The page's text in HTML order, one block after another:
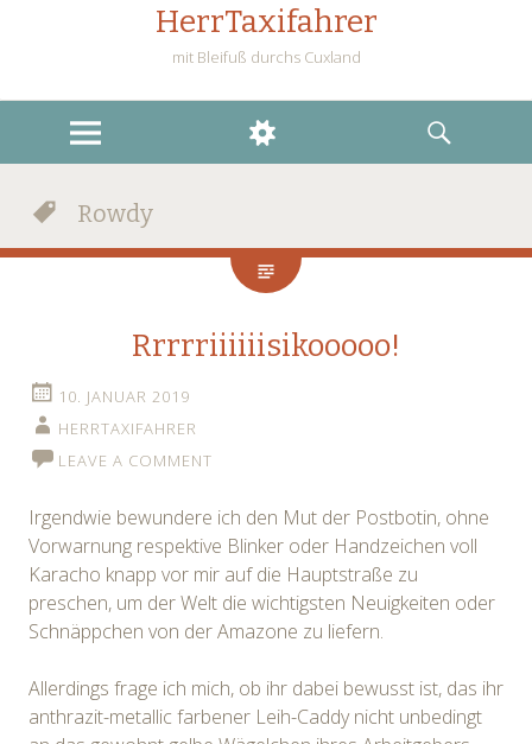
HerrTaxifahrer
mit Bleifuß durchs Cuxland
MENU
WIDGETS
SEARCH
Rowdy
Rrrrriiiiiisikooooo!
10. JANUAR 2019
HERRTAXIFAHRER
LEAVE A COMMENT
Irgendwie bewundere ich den Mut der Postbotin, ohne
Vorwarnung respektive Blinker oder Handzeichen voll
Karacho knapp vor mir auf die Hauptstraße zu
preschen, um der Welt die wichtigsten Neuigkeiten oder
Schnäppchen von der Amazone zu liefern.
Allerdings frage ich mich, ob ihr dabei bewusst ist, das ihr
anthrazit-metallic farbener Leih-Caddy nicht unbedingt